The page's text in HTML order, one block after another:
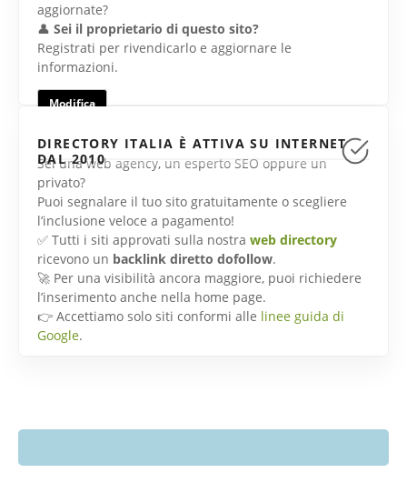
aggiornate?
👤 Sei il proprietario di questo sito?
Registrati per rivendicarlo e aggiornare le
informazioni.
Modifica
DIRECTORY ITALIA È ATTIVA SU INTERNET
DAL 2010
Sei una web agency, un esperto SEO oppure un
privato?
Puoi segnalare il tuo sito gratuitamente o scegliere
l’inclusione veloce a pagamento!
✅ Tutti i siti approvati sulla nostra web directory
ricevono un backlink diretto dofollow.
🚀 Per una visibilità ancora maggiore, puoi richiedere
l’inserimento anche nella home page.
👉 Accettiamo solo siti conformi alle linee guida di
Google.